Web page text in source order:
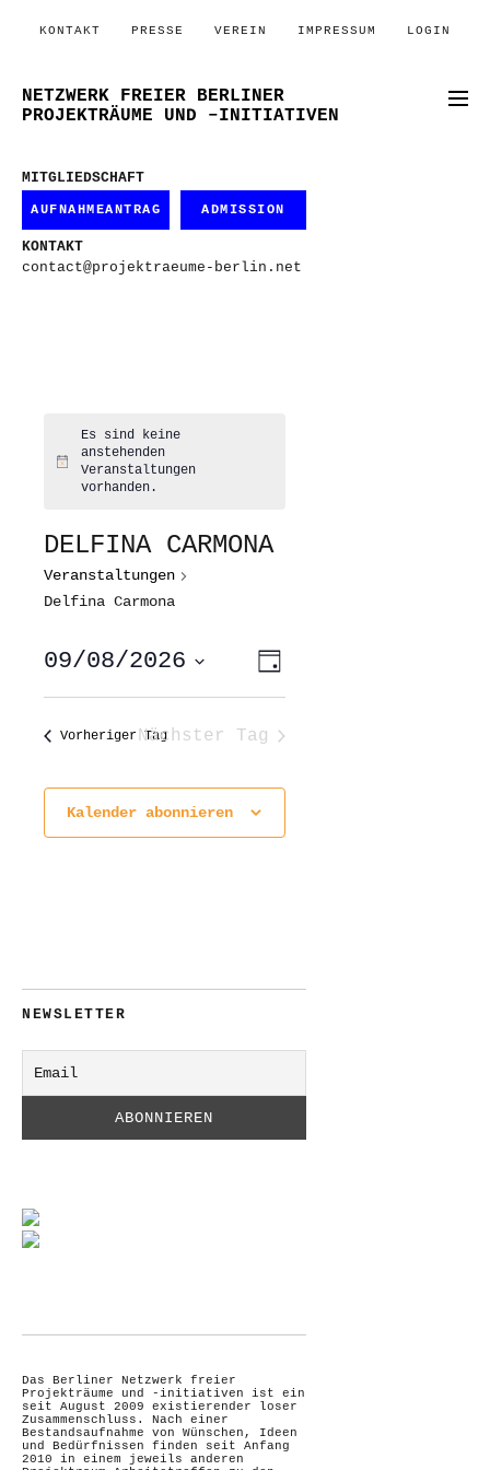
KONTAKT PRESSE VEREIN IMPRESSUM LOGIN
NETZWERK FREIER BERLINER
PROJEKTRÄUME UND –INITIATIVEN
MITGLIEDSCHAFT
AUFNAHMEANTRAG ADMISSION
KONTAKT
contact@projektraeume-berlin.net
Hinweis
Es sind keine
anstehenden
Veranstaltungen
vorhanden.
DELFINA CARMONA
Veranstaltungen
Delfina Carmona
ANSICHTEN-
NAVIGATION
VERANSTALTUNG
ANSICHTEN-
Tag
09/08/2026
wählen.
Vorheriger TagNächster Tag
Kalender abonnieren
NEWSLETTER
Das Berliner Netzwerk freier
Projekträume und -initiativen ist ein
seit August 2009 existierender loser
Zusammenschluss. Nach einer
Bestandsaufnahme von Wünschen, Ideen
und Bedürfnissen finden seit Anfang
2010 in einem jeweils anderen